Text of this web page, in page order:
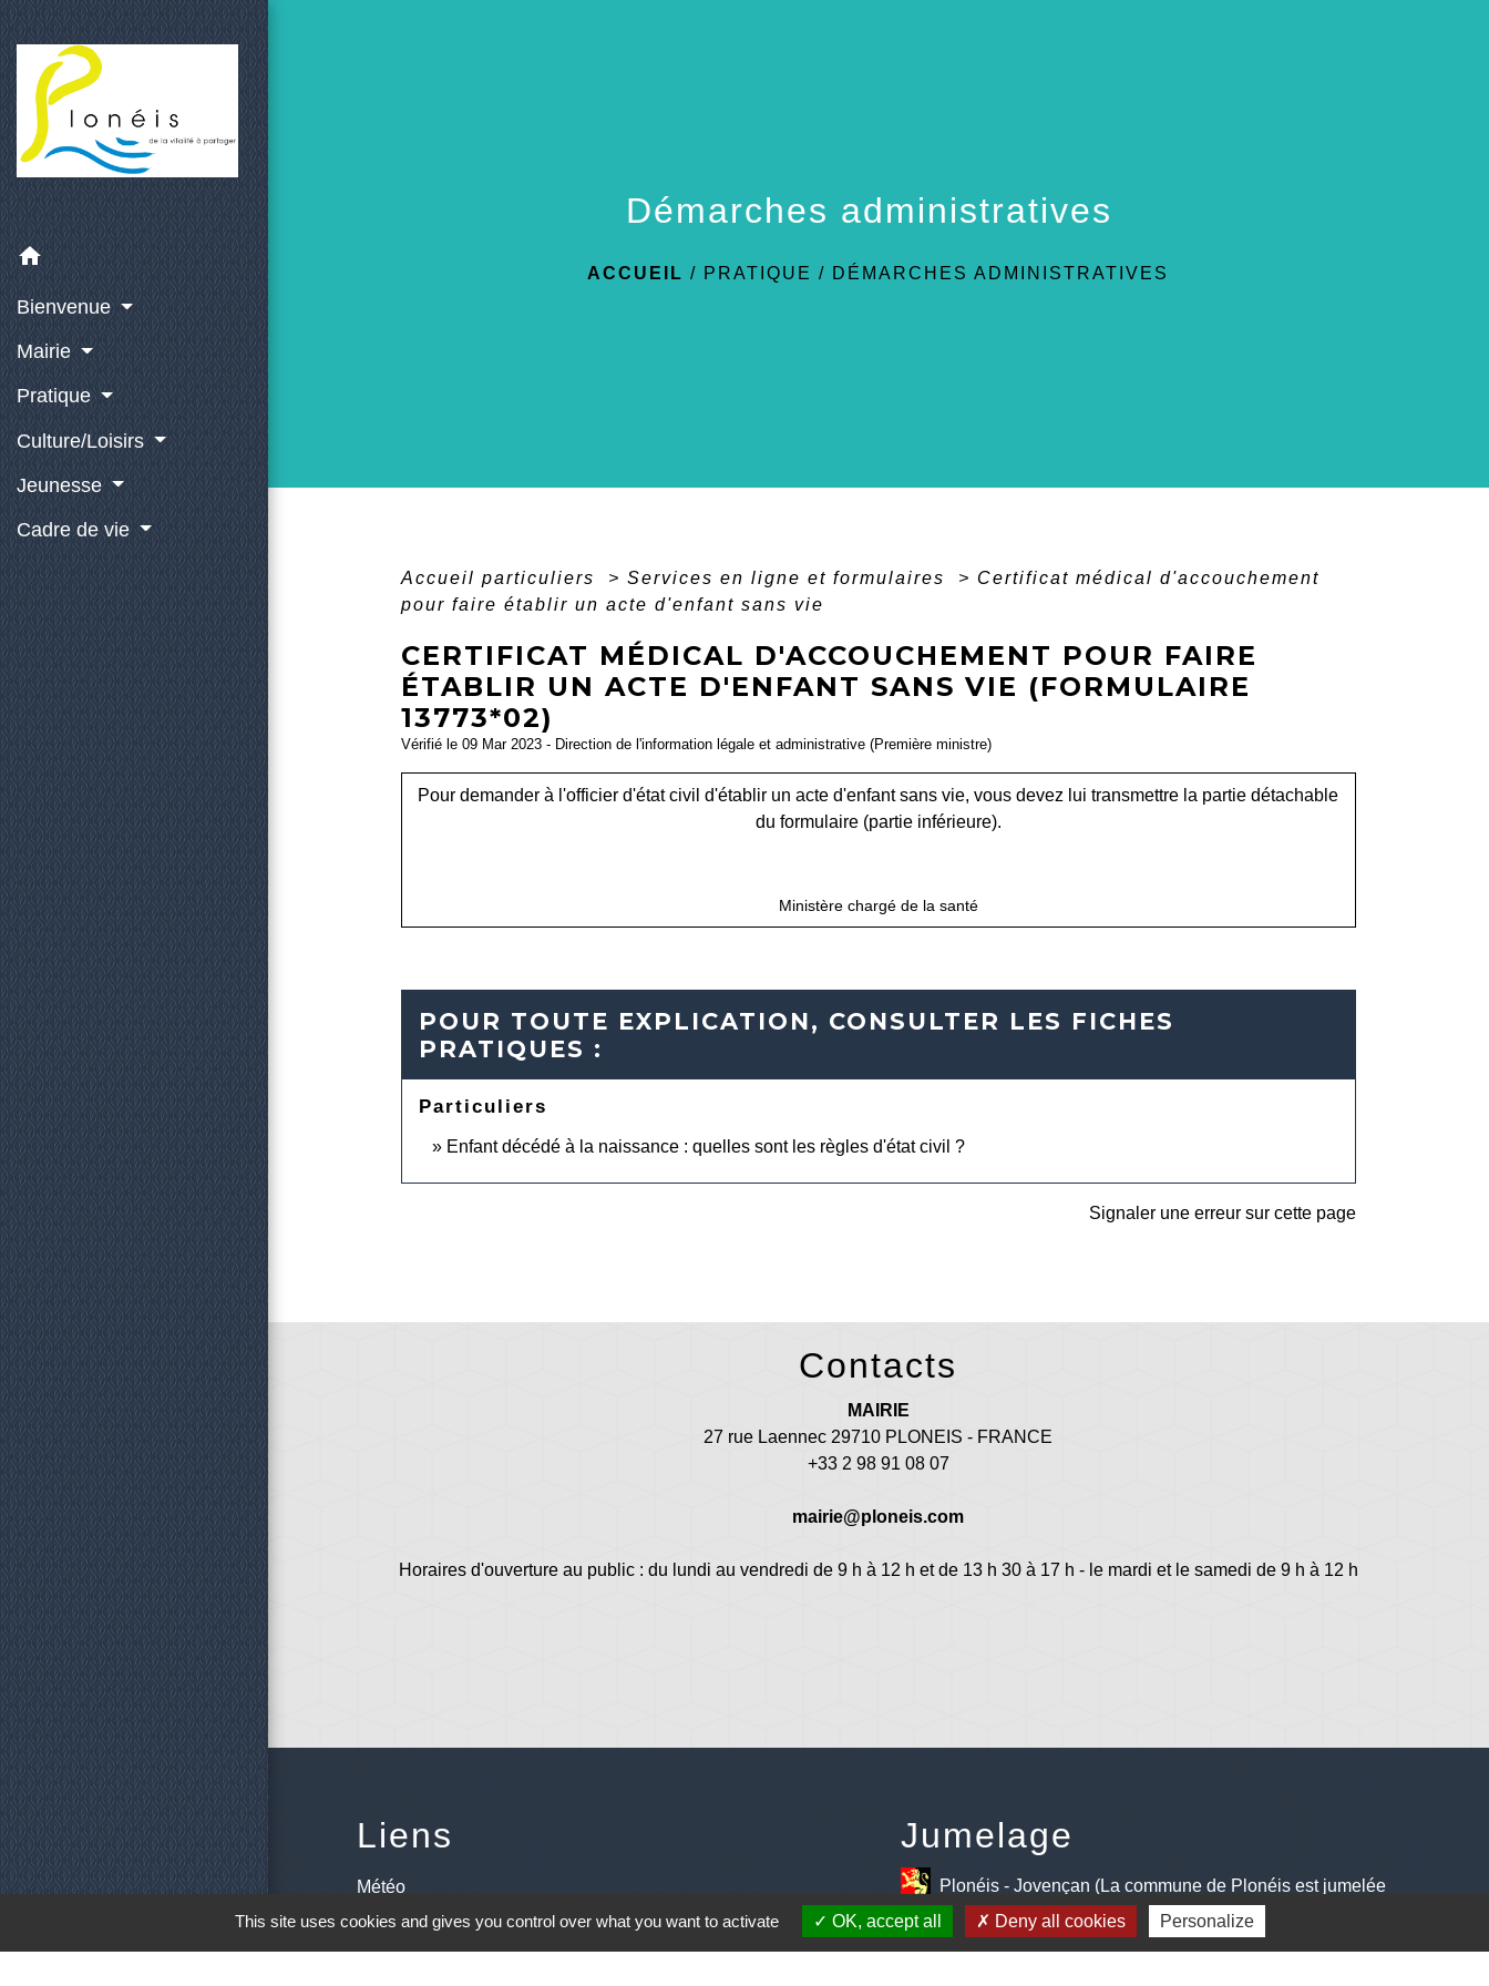
home
Bienvenue
Mairie
Pratique
Culture/Loisirs
Jeunesse
Cadre de vie
Démarches administratives
ACCUEIL / PRATIQUE / DÉMARCHES ADMINISTRATIVES
Accueil particuliers > Services en ligne et formulaires > Certificat médical d'accouchement
pour faire établir un acte d'enfant sans vie
CERTIFICAT MÉDICAL D'ACCOUCHEMENT POUR FAIRE
ÉTABLIR UN ACTE D'ENFANT SANS VIE (FORMULAIRE
13773*02)
Vérifié le 09 Mar 2023 - Direction de l'information légale et administrative (Première ministre)
Pour demander à l'officier d'état civil d'établir un acte d'enfant sans vie, vous devez lui transmettre la partie détachable
du formulaire (partie inférieure).
Ministère chargé de la santé
POUR TOUTE EXPLICATION, CONSULTER LES FICHES
PRATIQUES :
Particuliers
Enfant décédé à la naissance : quelles sont les règles d'état civil ?
Signaler une erreur sur cette page
Contacts
MAIRIE
27 rue Laennec 29710 PLONEIS - FRANCE
+33 2 98 91 08 07
mairie@ploneis.com
Horaires d'ouverture au public : du lundi au vendredi de 9 h à 12 h et de 13 h 30 à 17 h - le mardi et le samedi de 9 h à 12 h
Liens
Météo
Ouest France
Jumelage
Plonéis - Jovençan (La commune de Plonéis est jumelée
avec Jovençan, commune du Val d'Aoste en Italie depuis 2001)
This site uses cookies and gives you control over what you want to activate OK, accept all Deny all cookies Personalize